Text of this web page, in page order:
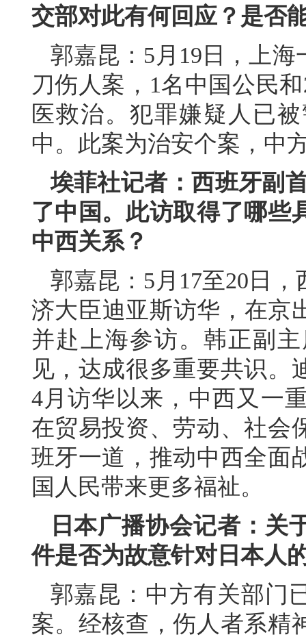
交部对此有何回应？是否
郭嘉昆：5月19日，上
刀伤人案，1名中国公民
医救治。犯罪嫌疑人已
中。此案为治安个案，中
埃菲社记者：西班牙副
了中国。此访取得了哪些
中西关系？
郭嘉昆：5月17至20日
济大臣迪亚斯访华，在京
并赴上海参访。韩正副
见，达成很多重要共识。
4月访华以来，中西又一
在贸易投资、劳动、社会
班牙一道，推动中西全面
国人民带来更多福祉。
日本广播协会记者：关
件是否为故意针对日本人
郭嘉昆：中方有关部门
案。经核查，伤人者系精